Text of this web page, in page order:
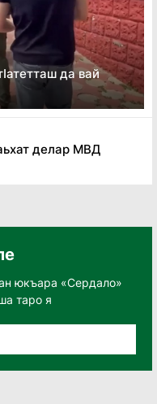
да вай
делар МВД
юкъара «Сердало»
таро я